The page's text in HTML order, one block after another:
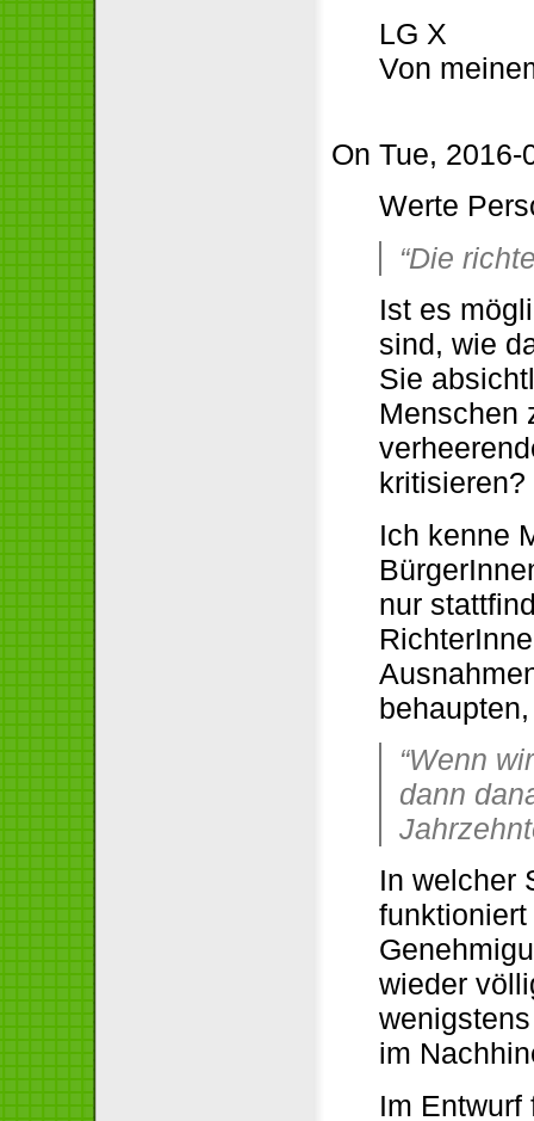
LG X
Von
On Tue,
Werte
“Die
Ist es
sind, wie
Sie
Menschen
kritisieren?
Ich kenne
nur
“Wenn
dann
In welcher
wieder
im
Im